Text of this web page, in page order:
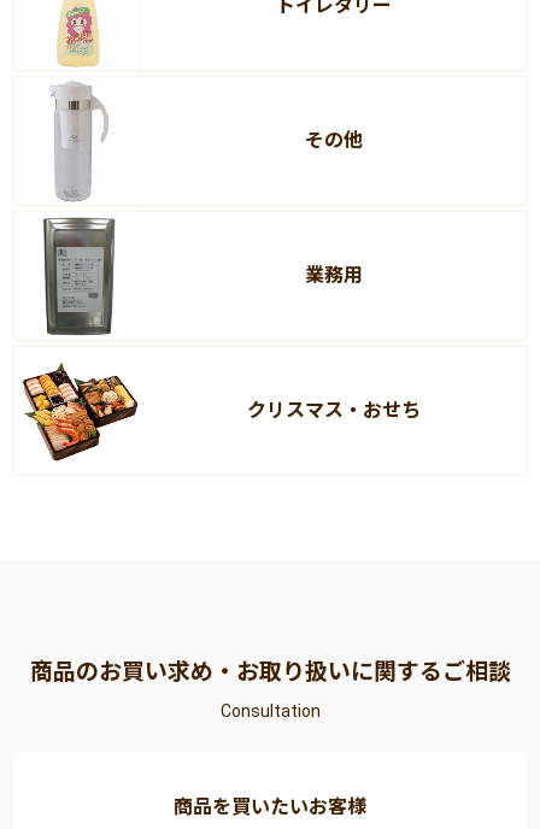
トイレタリー
その他
業務用
クリスマス・おせち
商品のお買い求め・お取り扱いに関するご相談
Consultation
商品を買いたいお客様